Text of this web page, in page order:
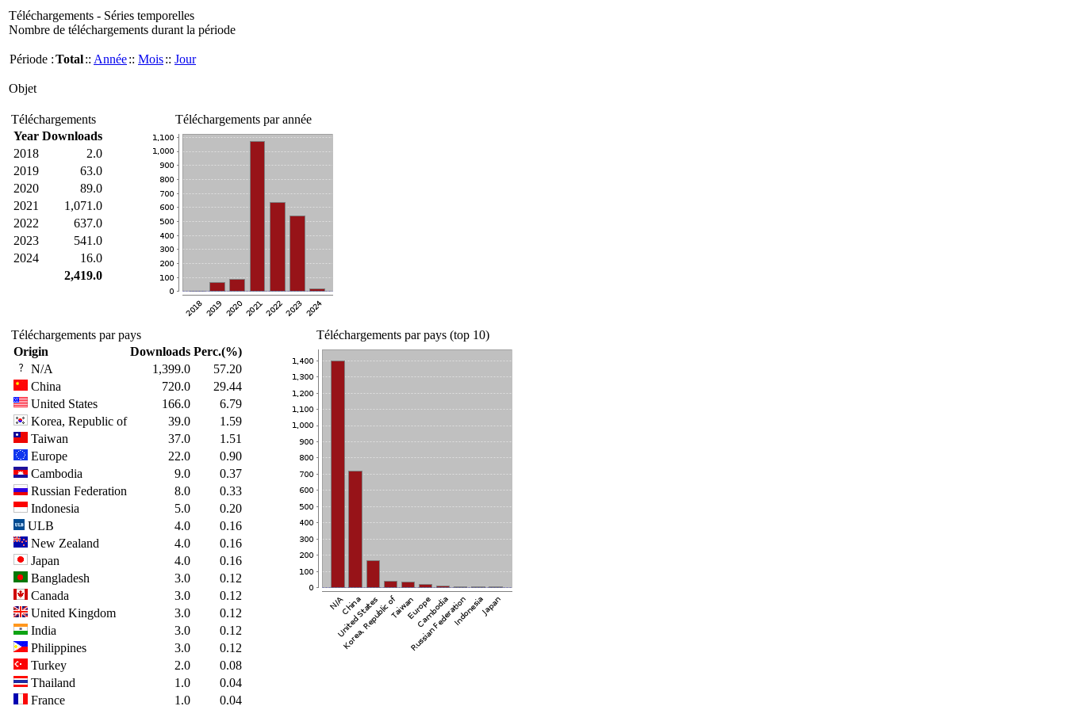
Téléchargements - Séries temporelles
Nombre de téléchargements durant la période
Période :Total:: Année:: Mois:: Jour
Objet
Téléchargements
Year Downloads
2018
2.0
2019
63.0
2020
89.0
2021
1,071.0
2022
637.0
2023
541.0
2024
16.0
2,419.0
Téléchargements par année
Téléchargements par pays
Origin
Downloads Perc.(%)
N/A
1,399.0
57.20
China
720.0
29.44
United States
166.0
6.79
Korea, Republic of
39.0
1.59
Taiwan
37.0
1.51
Europe
22.0
0.90
Cambodia
9.0
0.37
Russian Federation
8.0
0.33
Indonesia
5.0
0.20
ULB
4.0
0.16
New Zealand
4.0
0.16
Japan
4.0
0.16
Bangladesh
3.0
0.12
Canada
3.0
0.12
United Kingdom
3.0
0.12
India
3.0
0.12
Philippines
3.0
0.12
Turkey
2.0
0.08
Thailand
1.0
0.04
France
1.0 0.04
Téléchargements par pays (top 10)